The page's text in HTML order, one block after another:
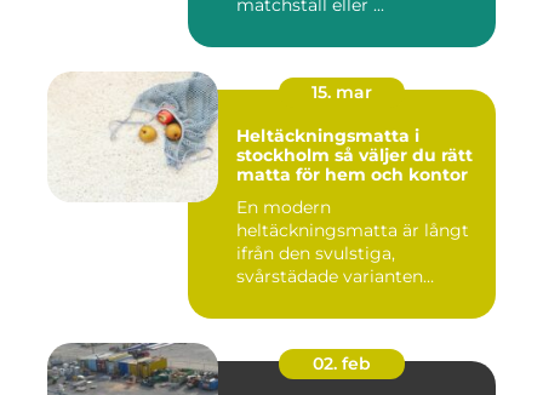
matchställ eller ...
15. mar
Heltäckningsmatta i
stockholm så väljer du rätt
matta för hem och kontor
En modern
heltäckningsmatta är långt
ifrån den svulstiga,
svårstädade varianten
02. feb